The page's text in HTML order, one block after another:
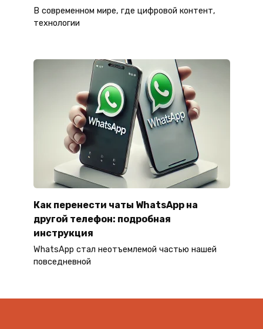
В современном мире, где цифровой контент,
технологии
Как перенести чаты WhatsApp на
другой телефон: подробная
инструкция
WhatsApp стал неотъемлемой частью нашей
повседневной